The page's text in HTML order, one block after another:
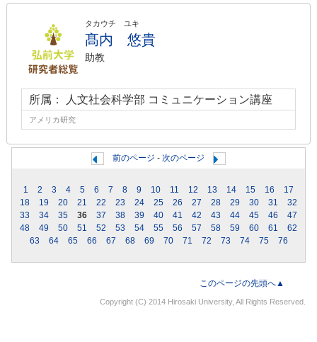
タカウチ ユキ
髙内 悠貴
助教
所属： 人文社会科学部 コミュニケーション講座
アメリカ研究
前のページ - 次のページ
1 2 3 4 5 6 7 8 9 10 11 12 13 14 15 16
17
18
19 20 21 22 23 24 25 26 27 28 29 30 31
32
33
34 35 36 37 38 39 40 41 42 43 44 45 46
47
48
49 50 51 52 53 54 55 56 57 58 59 60 61
62
63
64 65 66 67 68 69 70 71 72 73 74 75 76
このページの先頭へ▲
Copyright (C) 2014 Hirosaki University, All Rights Reserved.